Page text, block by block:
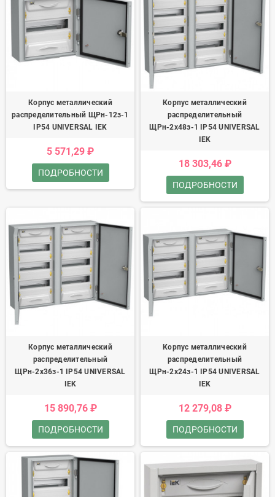
Корпус металлический
распределительный ЩРн-12з-1
IP54 UNIVERSAL IEK
5 571,29 ₽
ПОДРОБНОСТИ
Корпус металлический
распределительный
ЩРн-2х48з-1 IP54 UNIVERSAL
IEK
18 303,46 ₽
ПОДРОБНОСТИ
Корпус металлический
распределительный
ЩРн-2х36з-1 IP54 UNIVERSAL
IEK
15 890,76 ₽
ПОДРОБНОСТИ
Корпус металлический
распределительный
ЩРн-2х24з-1 IP54 UNIVERSAL
IEK
12 279,08 ₽
ПОДРОБНОСТИ